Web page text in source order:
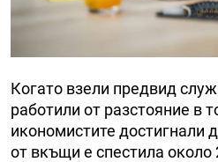
Когато взели предвид
работили от разстояние в
икономистите достигнали
от вкъщи е спестила около